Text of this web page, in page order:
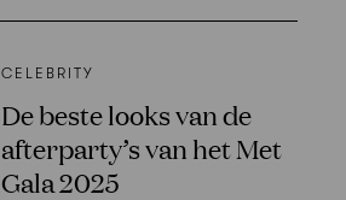
CELEBRITY
De beste looks van de
afterparty’s van het Met
Gala 2025